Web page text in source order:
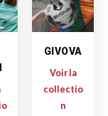
GIVOVA
Voir la
collectio
n